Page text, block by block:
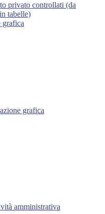
privato controllati (da
tabelle)
grafica
grafica
amministrativa